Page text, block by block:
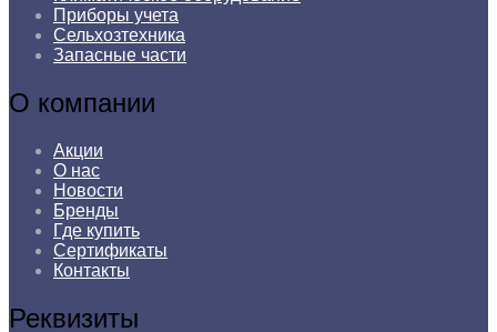
Приборы учета
Сельхозтехника
Запасные части
О компании
Акции
О нас
Новости
Бренды
Где купить
Сертификаты
Контакты
Реквизиты